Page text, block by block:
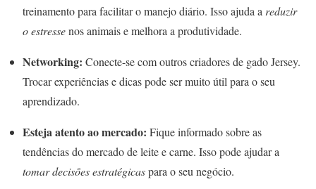
treinamento para facilitar o manejo diário. Isso ajuda a reduzir
o estressenos animais e melhora a produtividade.
Networking: Conecte-se com outros criadores de gado Jersey.
Trocar experiências e dicas pode ser muito útil para o seu
aprendizado.
Esteja atento ao mercado: Fique informado sobre as
tendências do mercado de leite e carne. Isso pode ajudar a
tomar decisões estratégicaspara o seu negócio.